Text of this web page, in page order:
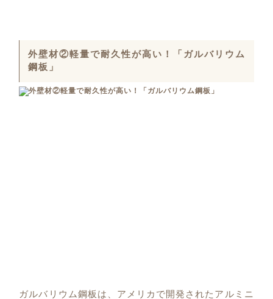
外壁材②軽量で耐久性が高い！「ガルバリウム
鋼板」
ガルバリウム鋼板は、アメリカで開発されたアルミニ